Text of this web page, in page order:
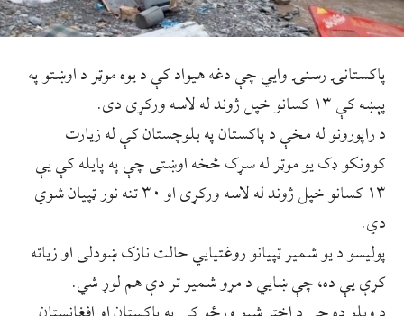
پاکستانۍ رسنۍ وایي چې دغه هیواد کې د یوه موټر د اوښتو په
پېښه کې ۱۳ کسانو خپل ژوند له لاسه ورکړی دی.
د راپورونو له مخې د پاکستان په بلوچستان کې له زیارت
کوونکو ډک یو موټر له سړک څخه اوښتی چې په پایله کې یې
۱۳ کسانو خپل ژوند له لاسه ورکړی او ۳۰ تنه نور ټپیان شوي
دي.
پولیسو د یو شمیر ټپیانو روغتیايي حالت نازک ښودلی او زیاته
کړې یې ده، چې ښايي د مړو شمیر تر دې هم لوړ شي.